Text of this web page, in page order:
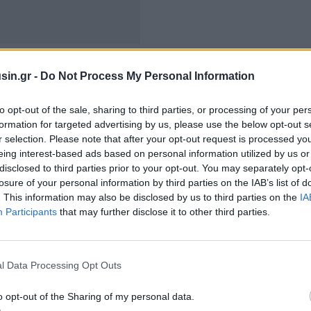
- Do Not Process My Personal Information
opt-out of the sale, sharing to third parties, or processing of your
for targeted advertising by us, please use the below opt-out
selection. Please note that after your opt-out request is processed
interest-based ads based on personal information utilized by us
to third parties prior to your opt-out. You may separately
of your personal information by third parties on the IAB’s list of
This information may also be disclosed by us to third parties on the
Participants that may further disclose it to other third parties.
Data Processing Opt Outs
opt-out of the Sharing of my personal data.
στην αγορά, εξερευνώντας και κατανοώντας
ο καταναλωτήςδημιουργεί ένα νόημαγια
αυτής της ερμηνείας. Επομένως, ο καταναλωτής
του marketingκαι όχι ένας παθητικός
άλλες προωθητικές ενέργειες.